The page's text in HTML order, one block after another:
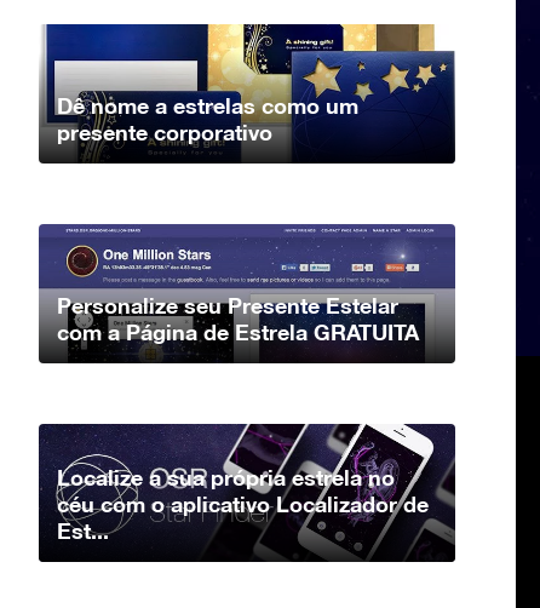
Dê nome a estrelas como um
presente corporativo
Personalize seu Presente Estelar
com a Página de Estrela GRATUITA
Localize a sua própria estrela no
céu com o aplicativo Localizador de
Est...